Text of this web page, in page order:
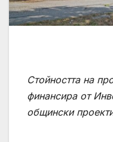
Стойността на
финансира от
общински